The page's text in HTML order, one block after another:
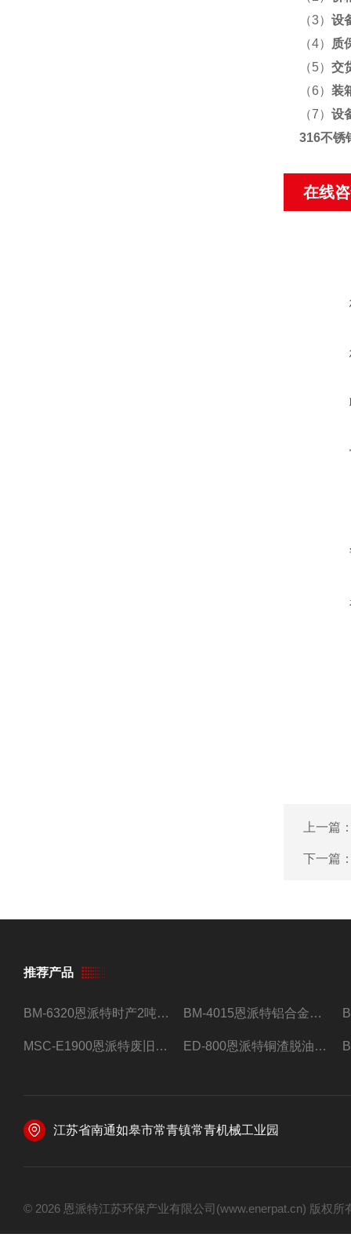
（3） 设
（4）
质
（5） 交
（6） 装
（7） 设
316不锈
在线
上一篇
下一篇
推荐产品
BM-6320恩派特时产2吨合金钢屑压饼机 BM-4015恩派特铝合金屑压饼机 脱油效果好
MSC-E1900恩派特废旧锂电池极片破碎处理设备 ED-800恩派特铜渣脱油机废铜屑铝屑甩油机
江苏省南通如皋市常青镇常青机械工业园
© 2026 恩派特江苏环保产业有限公司(www.enerpat.cn) 版权